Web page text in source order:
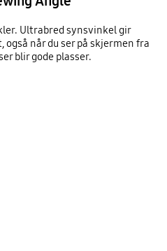
Ultrabred synsvinkel gir
når du ser på skjermen fra
blir gode plasser.